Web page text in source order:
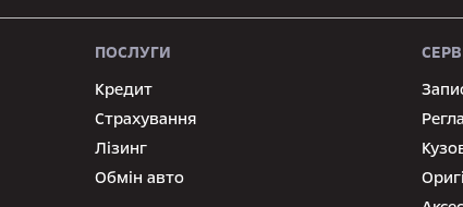
ПОСЛУГИ
Кредит
Страхування
Лізинг
Обмін авто